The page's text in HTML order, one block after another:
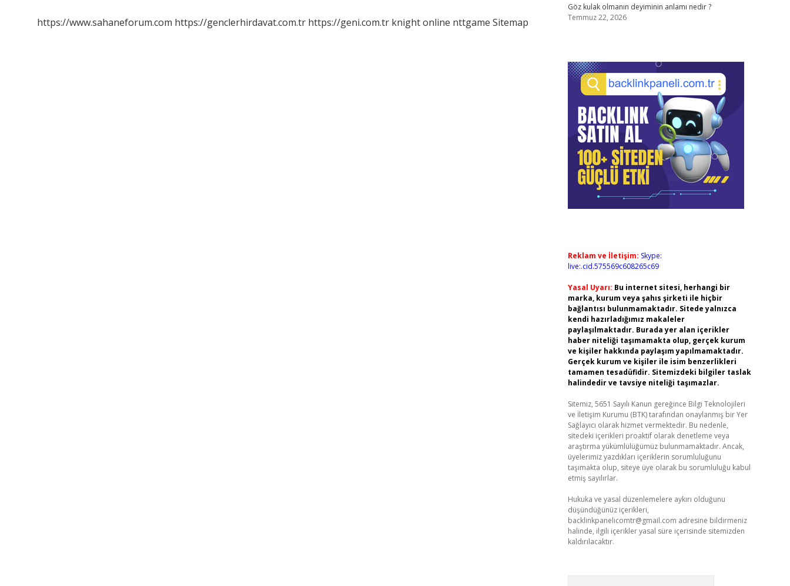
https://www.sahaneforum.com https://genclerhirdavat.com.tr https://geni.com.tr knight online nttgame Sitemap
Göz kulak olmanın deyiminin anlamı nedir ?
Temmuz 22, 2026
Reklam ve İletişim: Skype:
live:.cid.575569c608265c69
Yasal Uyarı: Bu internet sitesi, herhangi bir
marka, kurum veya şahıs şirketi ile hiçbir
bağlantısı bulunmamaktadır. Sitede yalnızca
kendi hazırladığımız makaleler
paylaşılmaktadır. Burada yer alan içerikler
haber niteliği taşımamakta olup, gerçek kurum
ve kişiler hakkında paylaşım yapılmamaktadır.
Gerçek kurum ve kişiler ile isim benzerlikleri
tamamen tesadüfidir. Sitemizdeki bilgiler taslak
halindedir ve tavsiye niteliği taşımazlar.
Sitemiz, 5651 Sayılı Kanun gereğince Bilgi Teknolojileri
ve İletişim Kurumu (BTK) tarafından onaylanmış bir Yer
Sağlayıcı olarak hizmet vermektedir. Bu nedenle,
sitedeki içerikleri proaktif olarak denetleme veya
araştırma yükümlülüğümüz bulunmamaktadır. Ancak,
üyelerimiz yazdıkları içeriklerin sorumluluğunu
taşımakta olup, siteye üye olarak bu sorumluluğu kabul
etmiş sayılırlar.
Hukuka ve yasal düzenlemelere aykırı olduğunu
düşündüğünüz içerikleri,
backlinkpanelicomtr@gmail.com adresine bildirmeniz
halinde, ilgili içerikler yasal süre içerisinde sitemizden
kaldırılacaktır.